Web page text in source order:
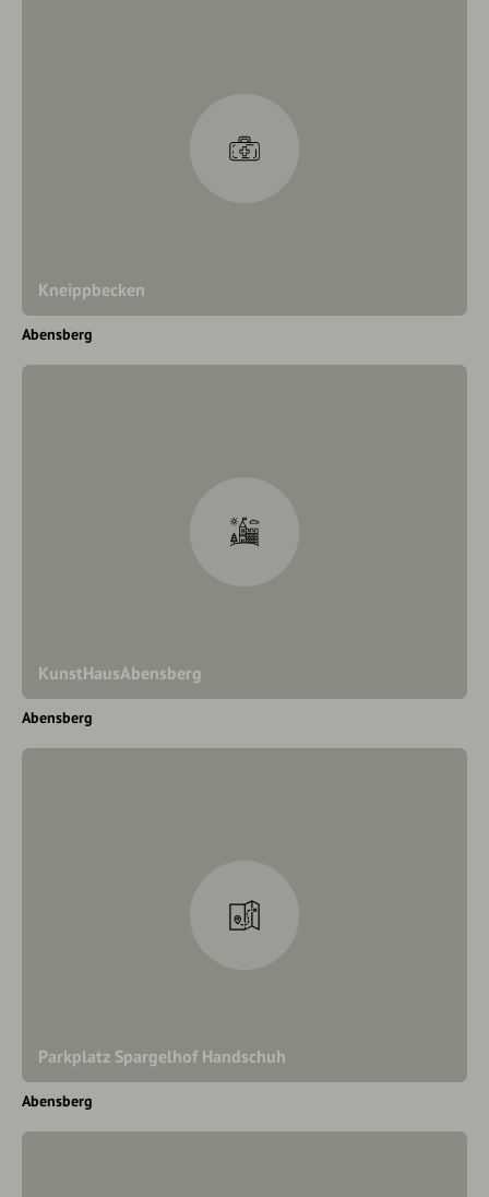
Kneippbecken
Abensberg
KunstHausAbensberg
Abensberg
Parkplatz Spargelhof Handschuh
Abensberg